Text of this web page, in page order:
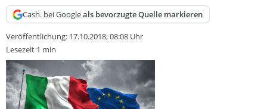
Cash. bei Googleals bevorzugte Quelle markieren
Veröffentlichung: 17.10.2018, 08:08 Uhr
Lesezeit 1 min